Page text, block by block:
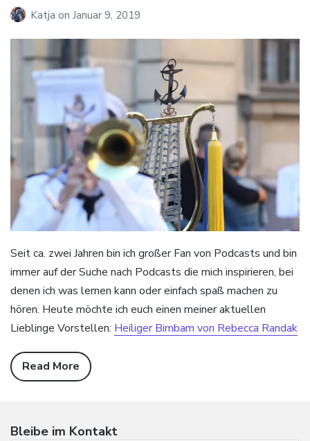
Katja on Januar 9, 2019
Seit ca. zwei Jahren bin ich großer Fan von Podcasts und bin
immer auf der Suche nach Podcasts die mich inspirieren, bei
denen ich was lernen kann oder einfach spaß machen zu
hören. Heute möchte ich euch einen meiner aktuellen
Lieblinge Vorstellen: Heiliger Bimbam von Rebecca Randak
Read More
Bleibe im Kontakt